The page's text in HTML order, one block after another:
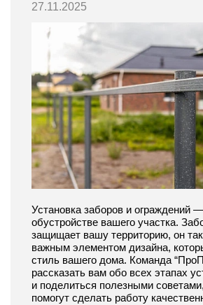
27.11.2025
Установка заборов и ограждений
обустройстве вашего участка.
защищает вашу территорию, он
важным элементом дизайна,
стиль вашего дома. Команда
рассказать вам обо всех этапах
и поделиться полезными
помогут сделать работу